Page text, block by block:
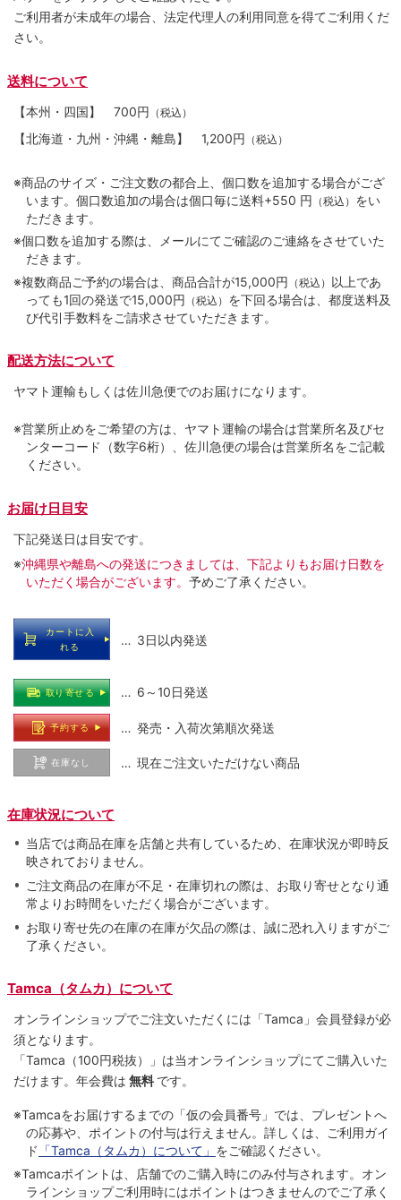
ご利用者が未成年の場合、法定代理人の利用同意を得てご利用くだ
さい。
送料について
【本州・四国】 700円 （税込）
【北海道・九州・沖縄・離島】 1,200円 （税込）
※商品のサイズ・ご注文数の都合上、個口数を追加する場合がござ
います。個口数追加の場合は個口毎に送料+550 円 （税込） をい
ただきます。
※個口数を追加する際は、メールにてご確認のご連絡をさせていた
だきます。
※複数商品ご予約の場合は、商品合計が15,000円 （税込） 以上であ
っても1回の発送で15,000円 （税込） を下回る場合は、都度送料及
び代引手数料をご請求させていただきます。
配送方法について
ヤマト運輸もしくは佐川急便でのお届けになります。
※営業所止めをご希望の方は、ヤマト運輸の場合は営業所名及びセ
ンターコード（数字6桁）、佐川急便の場合は営業所名をご記載
ください。
お届け日目安
下記発送日は目安です。
※沖縄県や離島への発送につきましては、下記よりもお届け日数を
いただく場合がございます。 予めご了承ください。
カートに入
れる
… 3日以内発送
取り寄せる … 6～10日発送
予約する … 発売・入荷次第順次発送
在庫なし … 現在ご注文いただけない商品
在庫状況について
当店では商品在庫を店舗と共有しているため、在庫状況が即時反
映されておりません。
ご注文商品の在庫が不足・在庫切れの際は、お取り寄せとなり通
常よりお時間をいただく場合がございます。
お取り寄せ先の在庫の在庫が欠品の際は、誠に恐れ入りますがご
了承ください。
Tamca（タムカ）について
オンラインショップでご注⽂いただくには「Tamca」会員登録が必
須となります。
「Tamca （100円税抜）
」は当オンラインショップにてご購⼊いた
だけます。 年会費は 無料 です。
※Tamcaをお届けするまでの「仮の会員番号」では、プレゼントへ
の応募や、ポイントの付与は⾏えません。詳しくは、ご利⽤ガイ
ド 「Tamca（タムカ）について」 をご確認ください。
※Tamcaポイントは、店舗でのご購⼊時にのみ付与されます。オン
ラインショップご利用時にはポイントはつきませんのでご了承く